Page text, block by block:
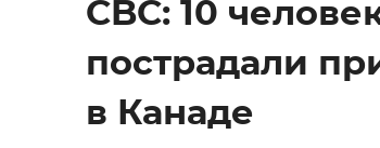
CBC: 10
пострадали
в Канаде